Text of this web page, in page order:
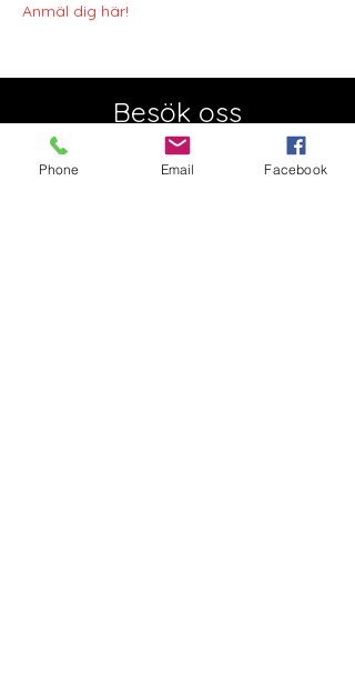
Anmäl dig här!
Besök oss
Semesterstängt:
Öppnar 5 augusti
Phone Email Facebook